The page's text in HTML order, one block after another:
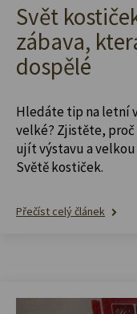
Svět
zábava,
dospělé
Hledáte tip na letní
velké? Zjistěte,
ujít výstavu a
Světě kostiček.
Přečíst celý článek